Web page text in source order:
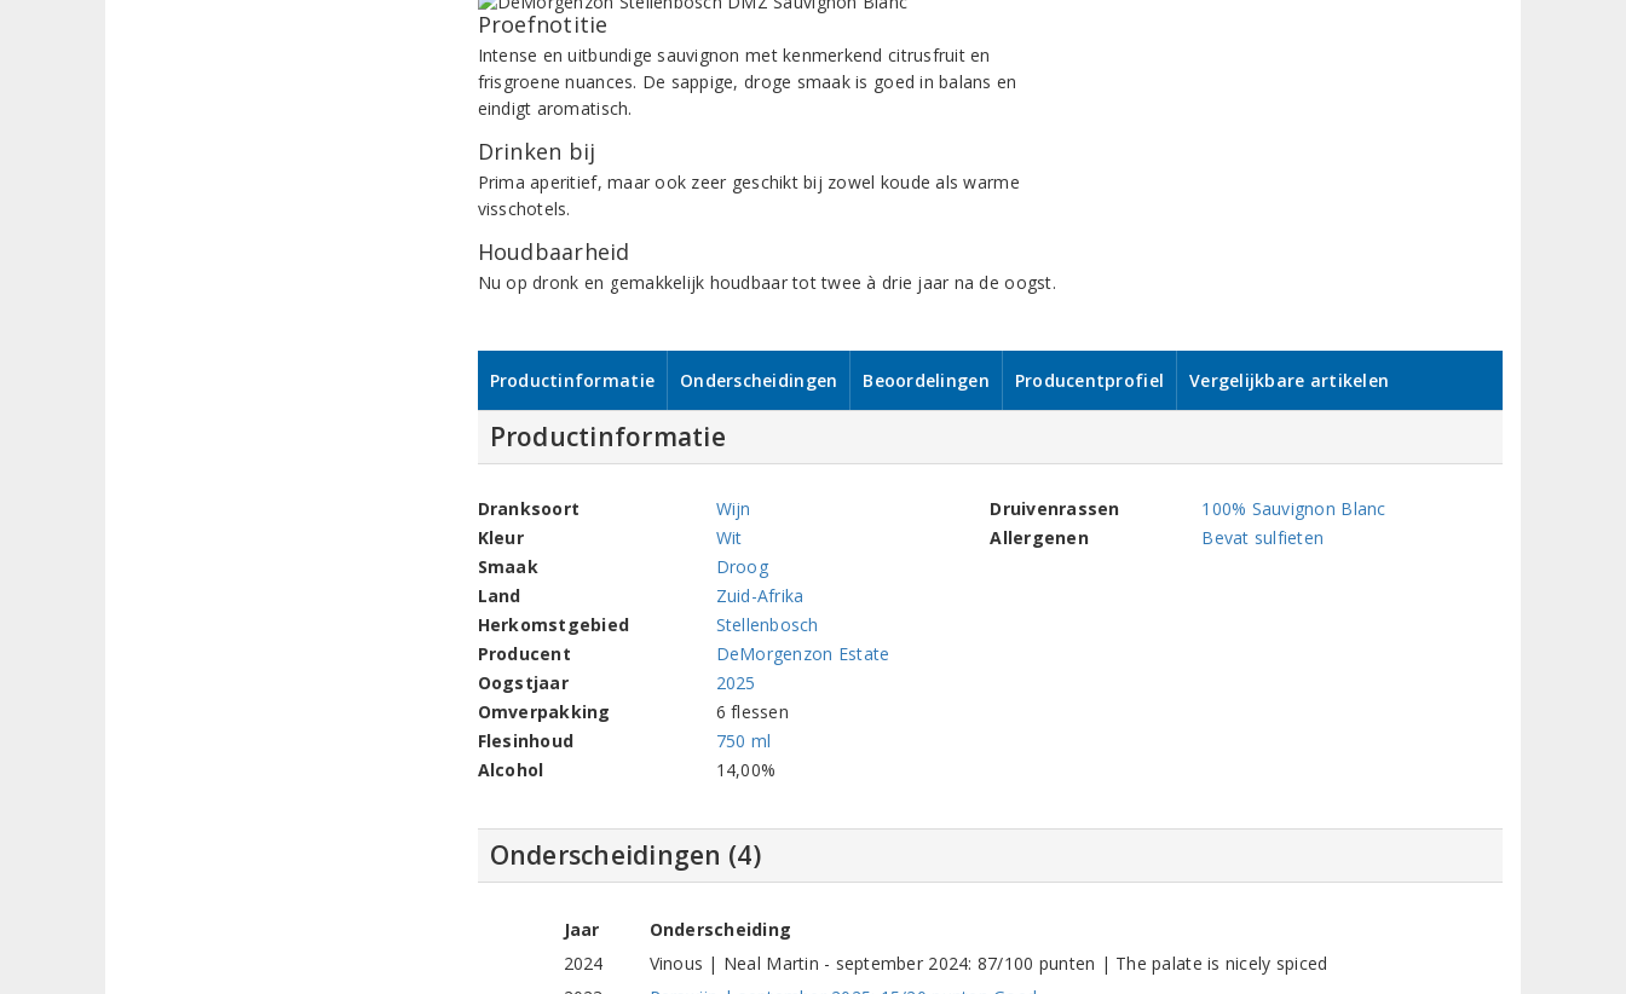
Proefnotitie
Intense en uitbundige sauvignon met kenmerkend citrusfruit en
frisgroene nuances. De sappige, droge smaak is goed in balans en
eindigt aromatisch.
Drinken bij
Prima aperitief, maar ook zeer geschikt bij zowel koude als warme
visschotels.
Houdbaarheid
Nu op dronk en gemakkelijk houdbaar tot twee à drie jaar na de oogst.
Productinformatie Onderscheidingen Beoordelingen Producentprofiel Vergelijkbare artikelen
Productinformatie
Dranksoort
Wijn
Kleur
Wit
Smaak
Droog
Land
Zuid-Afrika
Herkomstgebied
Stellenbosch
Producent
DeMorgenzon Estate
Oogstjaar
2025
Omverpakking
6 flessen
Flesinhoud
750 ml
Alcohol
14,00%
Druivenrassen
100% Sauvignon Blanc
Allergenen
Bevat sulfieten
Onderscheidingen (4)
Jaar
Onderscheiding
2024
Vinous | Neal Martin - september 2024: 87/100 punten | The palate is nicely spiced